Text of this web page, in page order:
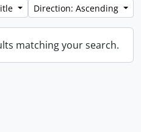
Direction: Ascending
matching your search.